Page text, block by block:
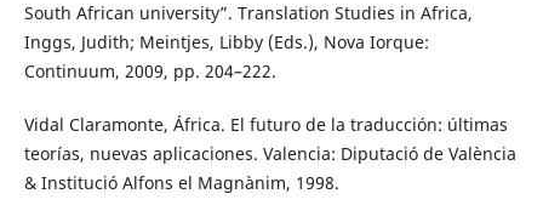
South African university”. Translation Studies in Africa,
Inggs, Judith; Meintjes, Libby (Eds.), Nova Iorque:
Continuum, 2009, pp. 204–222.
Vidal Claramonte, África. El futuro de la traducción: últimas
teorías, nuevas aplicaciones. Valencia: Diputació de València
& Institució Alfons el Magnànim, 1998.